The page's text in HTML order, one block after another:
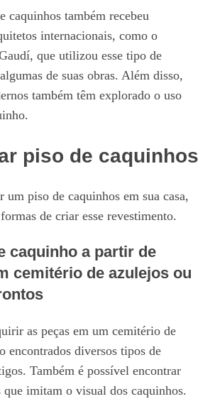
caquinhos também recebeu
internacionais, como o
que utilizou esse tipo de
de suas obras. Além disso,
também têm explorado o uso
piso de caquinhos
um piso de caquinhos em sua casa,
de criar esse revestimento.
caquinho a partir de
cemitério de azulejos ou
as peças em um cemitério de
encontrados diversos tipos de
Também é possível encontrar
que imitam o visual dos caquinhos.